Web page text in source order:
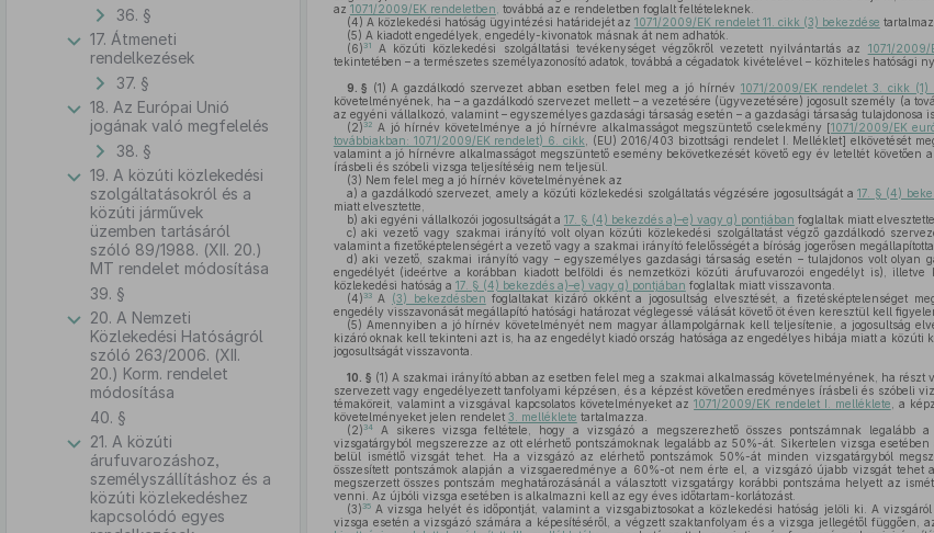
36. §
17. Átmeneti
rendelkezések
37. §
18. Az Európai Unió
jogának való megfelelés
38. §
19. A közúti közlekedési
szolgáltatásokról és a
közúti járművek
üzemben tartásáról
szóló 89/1988. (XII. 20.)
MT rendelet módosítása
39. §
20. A Nemzeti
Közlekedési Hatóságról
szóló 263/2006. (XII.
20.) Korm. rendelet
módosítása
40. §
21. A közúti
árufuvarozáshoz,
személyszállításhoz és a
közúti közlekedéshez
kapcsolódó egyes
az 1071/2009/EK rendeletben, továbbá az e rendeletben foglalt feltételeknek.
(4) A közlekedési hatóság ügyintézési határidejét az 1071/2009/EK rendelet 11. cikk (3) bekezdése
(5) A kiadott engedélyek, engedély-kivonatok másnak át nem adhatók.
(6) 31 A közúti közlekedési szolgáltatási tevékenységet végzőkről vezetett nyilvántartás az 1071/2009/
tekintetében – a természetes személyazonosító adatok, továbbá a cégadatok kivételével – közhiteles hatósági
9. § (1) A gazdálkodó szervezet abban esetben felel meg a jó hírnév 1071/2009/EK rendelet 3. cikk (1)
követelményének, ha – a gazdálkodó szervezet mellett – a vezetésére (ügyvezetésére) jogosult személy (a
az egyéni vállalkozó, valamint – egyszemélyes gazdasági társaság esetén – a gazdasági társaság tulajdonosa
(2) 32 A jó hírnév követelménye a jó hírnévre alkalmasságot megszüntető cselekmény [1071/2009/EK
továbbiakban: 1071/2009/EK rendelet) 6. cikk , (EU) 2016/403 bizottsági rendelet I. Melléklet] elkövetését
valamint a jó hírnévre alkalmasságot megszüntető esemény bekövetkezését követő egy év leteltét követően a
írásbeli és szóbeli vizsga teljesítéséig nem teljesül.
(3) Nem felel meg a jó hírnév követelményének az
a) a gazdálkodó szervezet, amely a közúti közlekedési szolgáltatás végzésére jogosultságát a17. § (4)
miatt elvesztette,
b) aki egyéni vállalkozói jogosultságát a 17. § (4) bekezdés a)–e) vagy g) pontjában foglaltak miatt elvesztette,
c) aki vezető vagy szakmai irányító volt olyan közúti közlekedési szolgáltatást végző gazdálkodó
valamint a fizetőképtelenségért a vezető vagy a szakmai irányító felelősségét a bíróság jogerősen megállapította,
d) aki vezető, szakmai irányító vagy – egyszemélyes gazdasági társaság esetén – tulajdonos volt olyan
engedélyét (ideértve a korábban kiadott belföldi és nemzetközi közúti árufuvarozói engedélyt is), illetve
közlekedési hatóság a 17. § (4) bekezdés a)–e) vagy g) pontjában foglaltak miatt visszavonta.
(4) 33A (3) bekezdésben foglaltakat kizáró okként a jogosultság elvesztését, a fizetésképtelenséget
engedély visszavonását megállapító hatósági határozat véglegessé válását követő öt éven keresztül kell
(5) Amennyiben a jó hírnév követelményét nem magyar állampolgárnak kell teljesítenie, a jogosultság
kizáró oknak kell tekinteni azt is, ha az engedélyt kiadó ország hatósága az engedélyes hibája miatt a közúti
jogosultságát visszavonta.
10. § (1) A szakmai irányító abban az esetben felel meg a szakmai alkalmasság követelményének, ha részt
szervezett vagy engedélyezett tanfolyami képzésen, és a képzést követően eredményes írásbeli és szóbeli
témaköreit, valamint a vizsgával kapcsolatos követelményeket az1071/2009/EK rendelet I. melléklete , a
követelményeket jelen rendelet 3. melléklete tartalmazza.
(2) 34A sikeres vizsga feltétele, hogy a vizsgázó a megszerezhető összes pontszámnak legalább
vizsgatárgyból megszerezze az ott elérhető pontszámoknak legalább az 50%-át. Sikertelen vizsga
belül ismétlő vizsgát tehet. Ha a vizsgázó az elérhető pontszámok 50%-át minden vizsgatárgyból
összesített pontszámok alapján a vizsgaeredménye a 60%-ot nem érte el, a vizsgázó újabb vizsgát tehet
megszerzett összes pontszám meghatározásánál a választott vizsgatárgy korábbi pontszáma helyett az
venni. Az újbóli vizsga esetében is alkalmazni kell az egy éves időtartam-korlátozást.
(3) 35A vizsga helyét és időpontját, valamint a vizsgabiztosokat a közlekedési hatóság jelöli ki. A
vizsga esetén a vizsgázó számára a képesítéséről, a végzett szaktanfolyam és a vizsga jellegétől függően,